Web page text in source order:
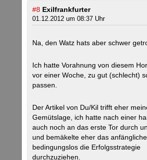
#8 Exilfrankfurter
01.12.2012 um 08:37 Uhr
Na, den Watz hats aber schwer
Ich hatte Vorahnung von diesem
vor einer Woche, zu gut (schlecht)
passen.
Der Artikel von Du/Kil trifft eher
Gemütslage, ich hatte nach einer
auch noch an das erste Tor durch
und bemäkelte eher das
bedingungslos die Erfolgsstrategie
durchzuziehen.